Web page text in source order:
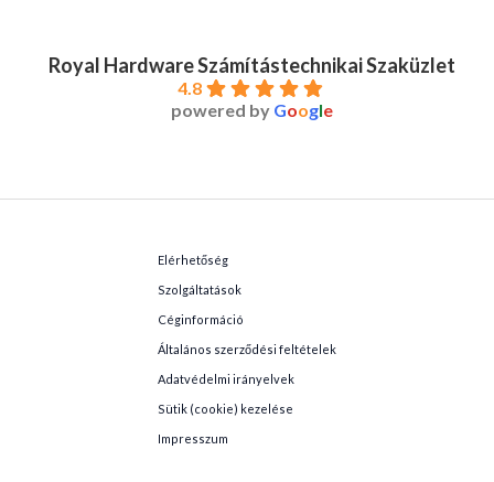
Royal Hardware Számítástechnikai Szaküzlet
4.8
powered by Google
Elérhetőség
Szolgáltatások
Céginformáció
Általános szerződési feltételek
Adatvédelmi irányelvek
Sütik (cookie) kezelése
Impresszum